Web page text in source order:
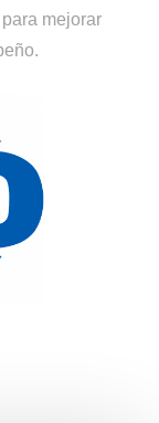
mejorar